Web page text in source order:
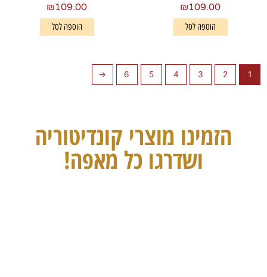
₪109.00
הוספה לסל
₪109.00
הוספה לסל
1
2
3
4
5
6
←
הזמינו מוצרי קונדיטוריה
ושדרגו כל מאפה!